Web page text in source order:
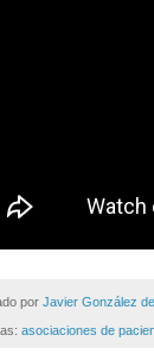
por Javier González
asociaciones de